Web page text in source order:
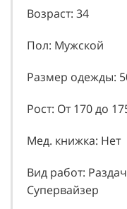
Возраст: 34
Пол: Мужской
Размер одежды:
Рост: От 170 до
Мед. книжка: Нет
Вид работ:
Супервайзер